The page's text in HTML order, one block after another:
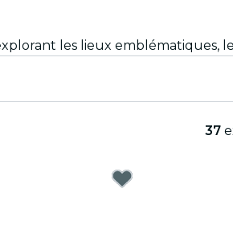
37